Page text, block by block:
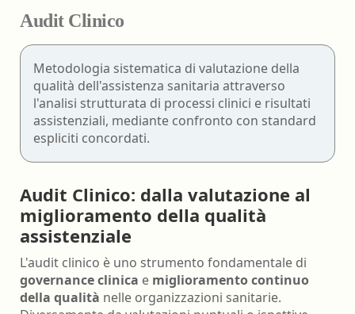
Audit Clinico
Metodologia sistematica di valutazione della
qualità dell'assistenza sanitaria attraverso
l'analisi strutturata di processi clinici e risultati
assistenziali, mediante confronto con standard
espliciti concordati.
Audit Clinico: dalla valutazione al
miglioramento della qualità
assistenziale
L'audit clinico è uno strumento fondamentale di
governance clinica e miglioramento continuo
della qualità nelle organizzazioni sanitarie.